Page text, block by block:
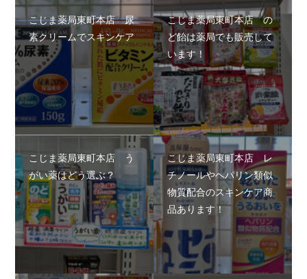
こじま薬局東町本店 尿
素クリームでスキンケア
こじま薬局東町本店 の
ど飴は薬局でも販売して
います！
こじま薬局東町本店 う
がい薬はどう選ぶ？
こじま薬局東町本店 レ
チノールやヘパリン類似
物質配合のスキンケア商
品あります！